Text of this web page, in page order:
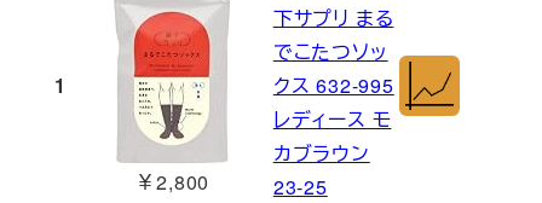
1
￥2,800
下サプリ まる
でこたつソッ
クス 632-995
レディース モ
カブラウン
23-25